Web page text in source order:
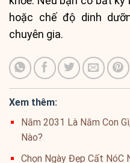
hoặc chế độ dinh
chuyên gia.
Xem thêm:
Năm 2031 Là Năm Con
Nào?
Chọn Ngày Đẹp Cất NóC